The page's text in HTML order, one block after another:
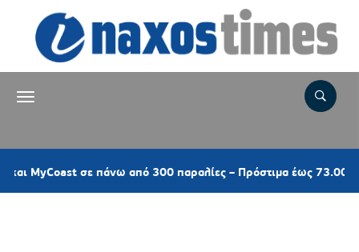
σε πάνω από 300 παραλίες – Πρόστιμα έως 73.000 ευρώ